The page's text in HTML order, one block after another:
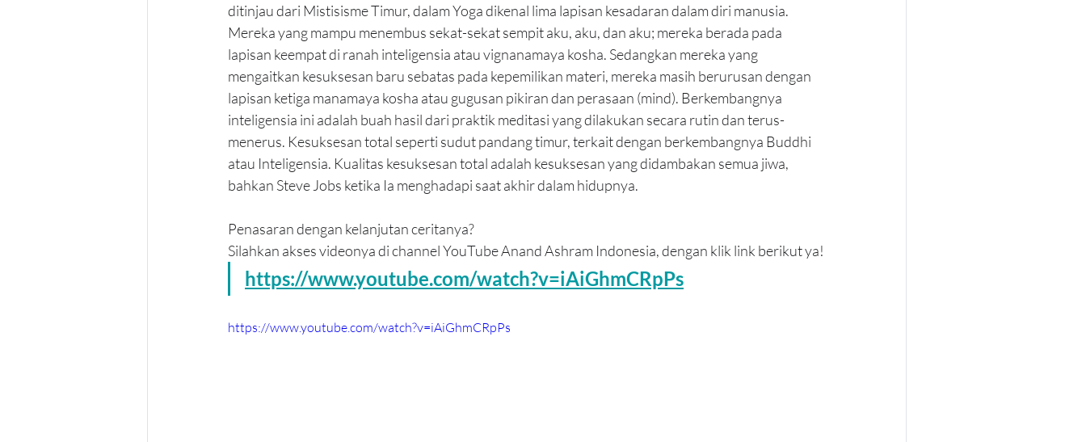
ditinjau dari Mistisisme Timur, dalam Yoga dikenal lima lapisan kesadaran dalam diri manusia.
Mereka yang mampu menembus sekat-sekat sempit aku, aku, dan aku; mereka berada pada
lapisan keempat di ranah inteligensia atau vignanamaya kosha. Sedangkan mereka yang
mengaitkan kesuksesan baru sebatas pada kepemilikan materi, mereka masih berurusan dengan
lapisan ketiga manamaya kosha atau gugusan pikiran dan perasaan (mind). Berkembangnya
inteligensia ini adalah buah hasil dari praktik meditasi yang dilakukan secara rutin dan terus-
menerus. Kesuksesan total seperti sudut pandang timur, terkait dengan berkembangnya Buddhi
atau Inteligensia. Kualitas kesuksesan total adalah kesuksesan yang didambakan semua jiwa,
bahkan Steve Jobs ketika Ia menghadapi saat akhir dalam hidupnya.
Penasaran dengan kelanjutan ceritanya?
Silahkan akses videonya di channel YouTube Anand Ashram Indonesia, dengan klik link berikut ya!
https://www.youtube.com/watch?v=iAiGhmCRpPs
https://www.youtube.com/watch?v=iAiGhmCRpPs